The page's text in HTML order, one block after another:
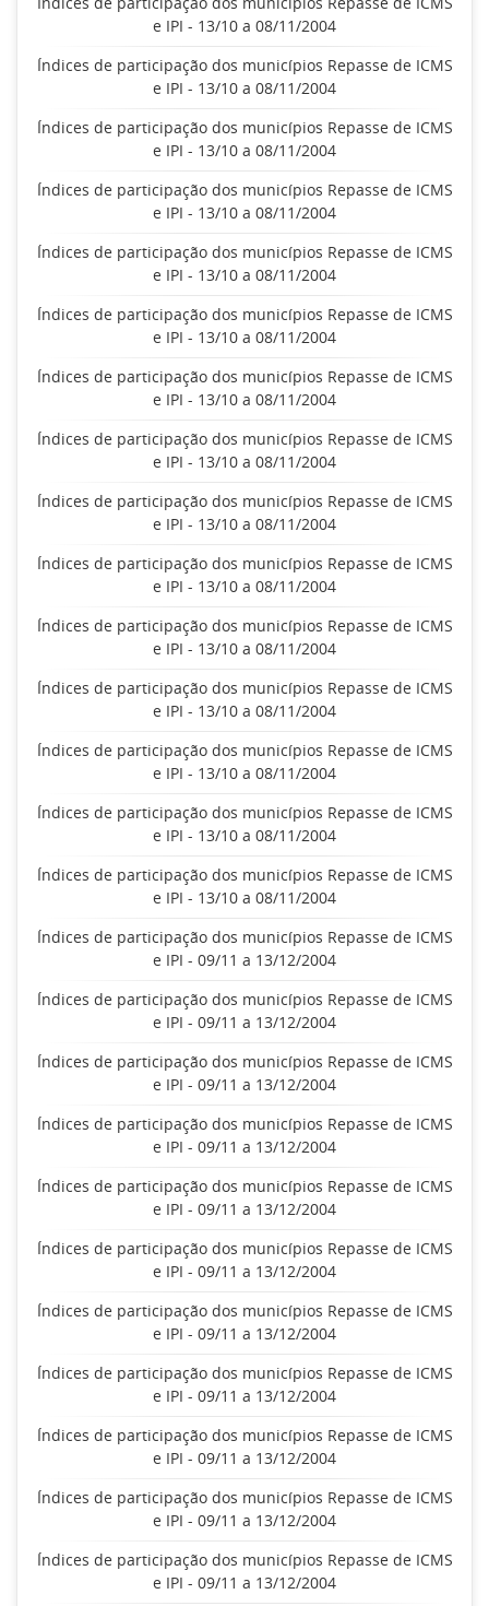
e IPI - 13/10 a 08/11/2004
Índices de participação dos municípios Repasse de ICMS
e IPI - 13/10 a 08/11/2004
Índices de participação dos municípios Repasse de ICMS
e IPI - 13/10 a 08/11/2004
Índices de participação dos municípios Repasse de ICMS
e IPI - 13/10 a 08/11/2004
Índices de participação dos municípios Repasse de ICMS
e IPI - 13/10 a 08/11/2004
Índices de participação dos municípios Repasse de ICMS
e IPI - 13/10 a 08/11/2004
Índices de participação dos municípios Repasse de ICMS
e IPI - 13/10 a 08/11/2004
Índices de participação dos municípios Repasse de ICMS
e IPI - 13/10 a 08/11/2004
Índices de participação dos municípios Repasse de ICMS
e IPI - 13/10 a 08/11/2004
Índices de participação dos municípios Repasse de ICMS
e IPI - 13/10 a 08/11/2004
Índices de participação dos municípios Repasse de ICMS
e IPI - 13/10 a 08/11/2004
Índices de participação dos municípios Repasse de ICMS
e IPI - 13/10 a 08/11/2004
Índices de participação dos municípios Repasse de ICMS
e IPI - 13/10 a 08/11/2004
Índices de participação dos municípios Repasse de ICMS
e IPI - 13/10 a 08/11/2004
Índices de participação dos municípios Repasse de ICMS
e IPI - 13/10 a 08/11/2004
Índices de participação dos municípios Repasse de ICMS
e IPI - 09/11 a 13/12/2004
Índices de participação dos municípios Repasse de ICMS
e IPI - 09/11 a 13/12/2004
Índices de participação dos municípios Repasse de ICMS
e IPI - 09/11 a 13/12/2004
Índices de participação dos municípios Repasse de ICMS
e IPI - 09/11 a 13/12/2004
Índices de participação dos municípios Repasse de ICMS
e IPI - 09/11 a 13/12/2004
Índices de participação dos municípios Repasse de ICMS
e IPI - 09/11 a 13/12/2004
Índices de participação dos municípios Repasse de ICMS
e IPI - 09/11 a 13/12/2004
Índices de participação dos municípios Repasse de ICMS
e IPI - 09/11 a 13/12/2004
Índices de participação dos municípios Repasse de ICMS
e IPI - 09/11 a 13/12/2004
Índices de participação dos municípios Repasse de ICMS
e IPI - 09/11 a 13/12/2004
Índices de participação dos municípios Repasse de ICMS
e IPI - 09/11 a 13/12/2004